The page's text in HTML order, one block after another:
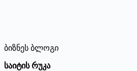
ბიზნეს ბლოგი
საიტის რუკა